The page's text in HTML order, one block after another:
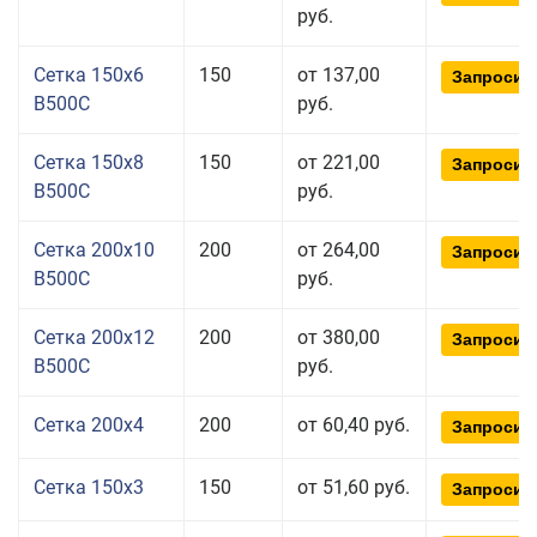
руб.
Сетка 150x6
В500С
150
от 137,00
руб.
Сетка 150x8
В500С
150
от 221,00
руб.
Сетка 200x10
В500С
200
от 264,00
руб.
Сетка 200x12
В500С
200
от 380,00
руб.
Сетка 200x4 200 от 60,40 руб.
Сетка 150x3 150 от 51,60 руб.